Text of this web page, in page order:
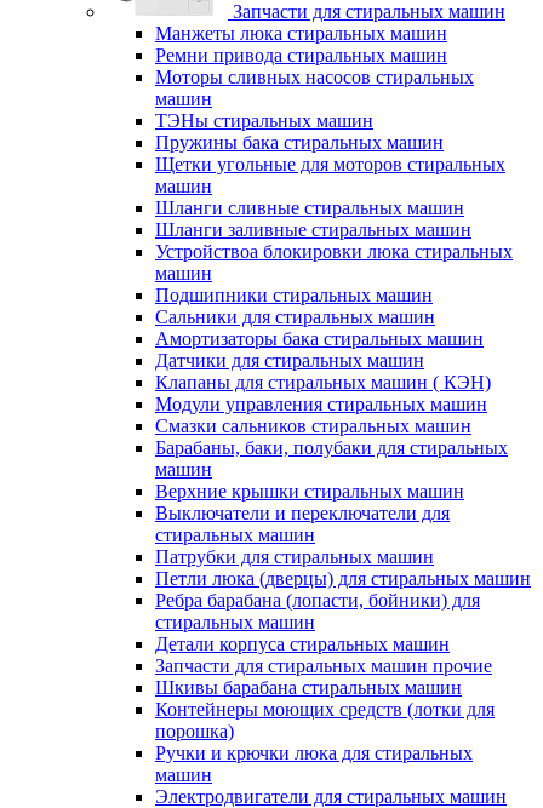
Запчасти для стиральных машин
Манжеты люка стиральных машин
Ремни привода стиральных машин
Моторы сливных насосов стиральных
машин
ТЭНы стиральных машин
Пружины бака стиральных машин
Щетки угольные для моторов стиральных
машин
Шланги сливные стиральных машин
Шланги заливные стиральных машин
Устройствоа блокировки люка стиральных
машин
Подшипники стиральных машин
Сальники для стиральных машин
Амортизаторы бака стиральных машин
Датчики для стиральных машин
Клапаны для стиральных машин ( КЭН)
Модули управления стиральных машин
Смазки сальников стиральных машин
Барабаны, баки, полубаки для стиральных
машин
Верхние крышки стиральных машин
Выключатели и переключатели для
стиральных машин
Патрубки для стиральных машин
Петли люка (дверцы) для стиральных машин
Ребра барабана (лопасти, бойники) для
стиральных машин
Детали корпуса стиральных машин
Запчасти для стиральных машин прочие
Шкивы барабана стиральных машин
Контейнеры моющих средств (лотки для
порошка)
Ручки и крючки люка для стиральных
машин
Электродвигатели для стиральных машин